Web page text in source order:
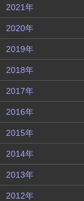
2021年
2020年
2019年
2018年
2017年
2016年
2015年
2014年
2013年
2012年